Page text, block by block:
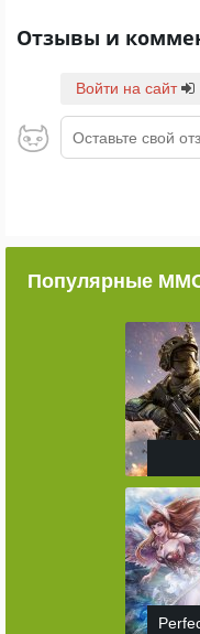
Отзывы и
Войти на сайт
Оставьте свой
Популярные